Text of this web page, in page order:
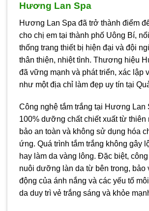
Hương Lan Spa
Hương Lan Spa đã trở thành điểm
cho chị em tại thành phố Uông Bí,
thống trang thiết bị hiện đại và đội
thân thiện, nhiệt tình. Thương hiệu
đã vững mạnh và phát triển, xác lập
như một địa chỉ làm đẹp uy tín tại
Công nghệ tắm trắng tại Hương Lan
100% dưỡng chất chiết xuất từ thiên
bảo an toàn và không sử dụng hóa
ứng. Quá trình tắm trắng không gây
hay làm da vàng lông. Đặc biệt,
nuôi dưỡng làn da từ bên trong, bảo
động của ánh nắng và các yếu tố
da duy trì vẻ trắng sáng và khỏe